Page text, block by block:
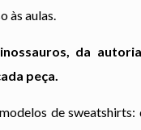
às aulas.
da
peça.
de sweatshirts: